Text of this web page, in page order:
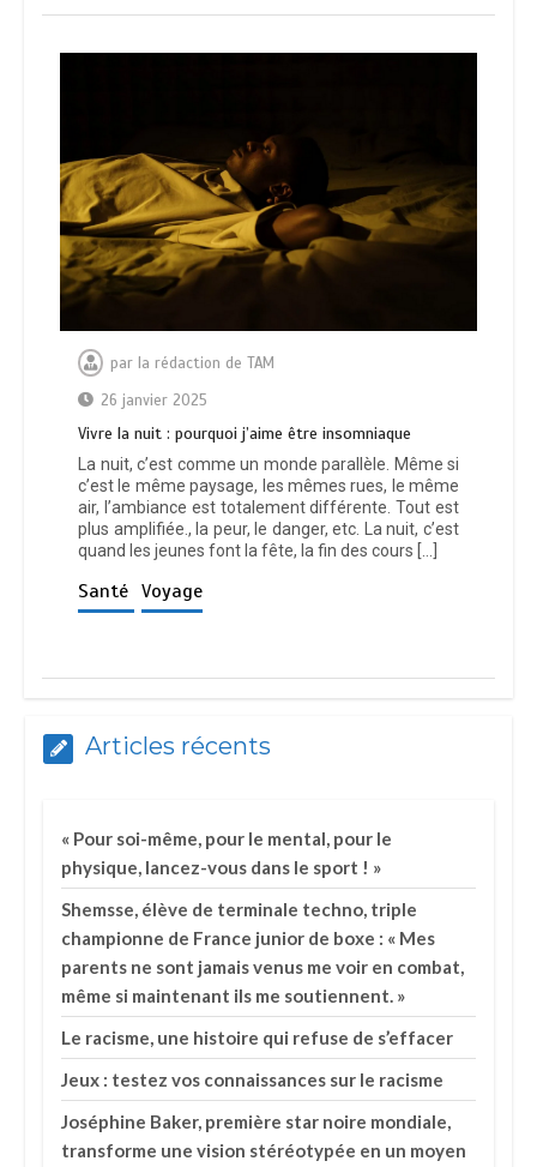
par la rédaction de TAM
26 janvier 2025
Vivre la nuit : pourquoi j’aime être insomniaque
La nuit, c’est comme un monde parallèle. Même si
c’est le même paysage, les mêmes rues, le même
air, l’ambiance est totalement différente. Tout est
plus amplifiée., la peur, le danger, etc. La nuit, c’est
quand les jeunes font la fête, la fin des cours […]
Santé Voyage
Articles récents
« Pour soi-même, pour le mental, pour le
physique, lancez-vous dans le sport ! »
Shemsse, élève de terminale techno, triple
championne de France junior de boxe : « Mes
parents ne sont jamais venus me voir en combat,
même si maintenant ils me soutiennent. »
Le racisme, une histoire qui refuse de s’effacer
Jeux : testez vos connaissances sur le racisme
Joséphine Baker, première star noire mondiale,
transforme une vision stéréotypée en un moyen